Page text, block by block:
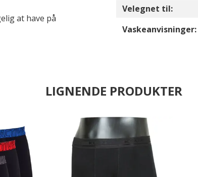
at have på
Velegnet til:
Vaskeanvisninger:
LIGNENDE PRODUKTER